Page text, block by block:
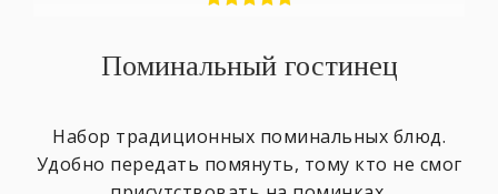
Поминальный гостинец
Набор традиционных поминальных блюд.
Удобно передать помянуть, тому кто не смог